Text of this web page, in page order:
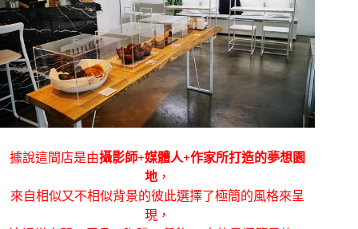
據說這間店是由攝影師+媒體人+作家所打造的夢想園
地 ，
來自相似又不相似背景的彼此選擇了極簡的風格來呈
現，